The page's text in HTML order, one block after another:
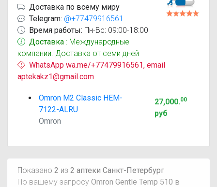
Доставка по всему миру
Telegram: @+77479916561
Время работы: Пн-Вс: 09:00-18:00
Доставка : Международные
компании. Доставка от семи дней
WhatsApp wa.me/+77479916561, email
aptekakz1@gmail.com
Omron M2 Classic HEM-
7122-ALRU
Omron
27,000.00
руб
Показано 2 из 2 аптеки Санкт-Петербург
По вашему запросу Omron Gentle Temp 510 в